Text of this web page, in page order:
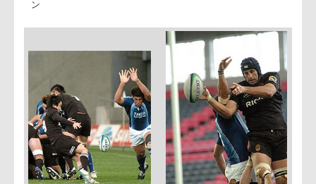
カータ
チ(右)、
中矢ゲ
ームキ
ャプテ
ン
いゲームであったが、選手は良くやってくれた」
○中矢ゲームキャプテン
「今日の試合は、来年に向けてのステップとなるゲ
ームにしようとの認識で臨んだ。前半は集中力もあ
り良い内容であったが、後半はミスからリコーに主
導権を握られてしまった。今年1年の悔しさを忘れ
ずに、来年頑張りたい」